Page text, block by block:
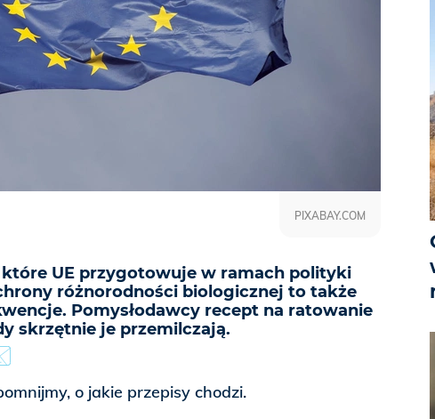
UE przygotowuje w ramach polityki
różnorodności biologicznej to także
Pomysłodawcy recept na ratowanie
skrzętnie je przemilczają.
PIXABAY.COM
o jakie przepisy chodzi.